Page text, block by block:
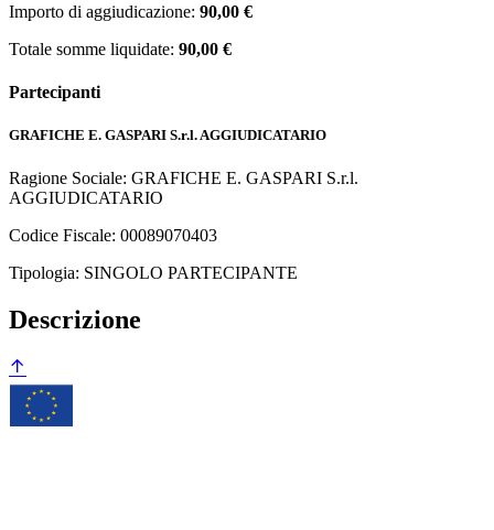
Importo di aggiudicazione: 90,00 €
Totale somme liquidate: 90,00 €
Partecipanti
GRAFICHE E. GASPARI S.r.l.AGGIUDICATARIO
Ragione Sociale: GRAFICHE E. GASPARI S.r.l.
AGGIUDICATARIO
Codice Fiscale: 00089070403
Tipologia: SINGOLO PARTECIPANTE
Descrizione